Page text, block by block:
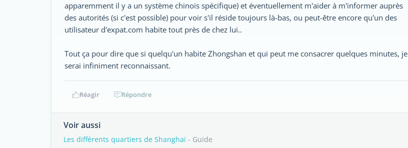
apparemment il y a un système chinois spécifique) et éventuellement m'aider à m'informer auprès
des autorités (si c'est possible) pour voir s'il réside toujours là-bas, ou peut-être encore qu'un des
utilisateur d'expat.com habite tout près de chez lui..
Tout ça pour dire que si quelqu'un habite Zhongshan et qui peut me consacrer quelques minutes, je
serai infiniment reconnaissant.
Réagir Répondre
Voir aussi
Les différents quartiers de Shanghai - Guide